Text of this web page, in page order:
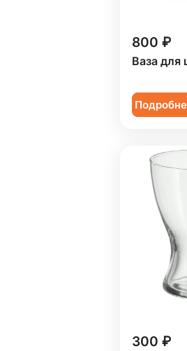
800 ₽
Ваза для
300 ₽